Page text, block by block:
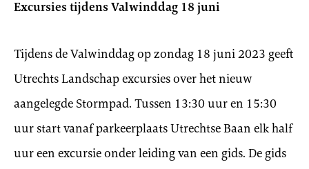
Excursies tijdens Valwinddag 18 juni
Tijdens de Valwinddag op zondag 18 juni 2023 geeft
Utrechts Landschap excursies over het nieuw
aangelegde Stormpad. Tussen 13:30 uur en 15:30
uur start vanaf parkeerplaats Utrechtse Baan elk half
uur een excursie onder leiding van een gids. De gids